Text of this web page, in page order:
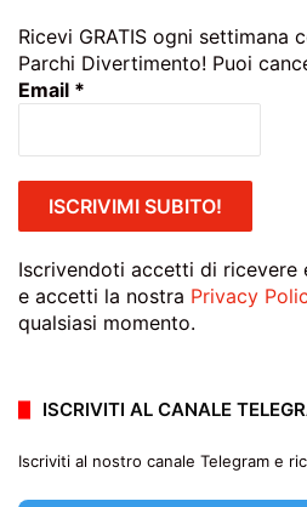
Ricevi GRATIS ogni settimana
Parchi Divertimento! Puoi
Email *
Iscrivendoti accetti di ricevere
e accetti la nostra Privacy
qualsiasi momento.
ISCRIVITI AL CANALE
Iscriviti al nostro canale Telegram e